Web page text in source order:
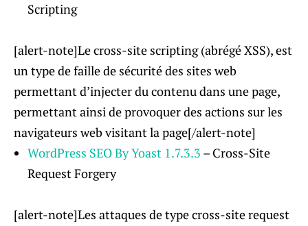
Scripting
[alert-note]Le cross-site scripting (abrégé XSS), est
un type de faille de sécurité des sites web
permettant d’injecter du contenu dans une page,
permettant ainsi de provoquer des actions sur les
navigateurs web visitant la page[/alert-note]
WordPress SEO By Yoast 1.7.3.3 – Cross-Site
Request Forgery
[alert-note]Les attaques de type cross-site request